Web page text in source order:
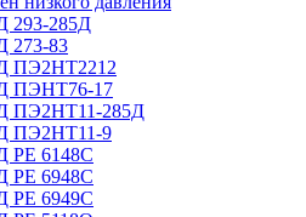
293-285Д
273-83
ПЭ2НТ2212
ПЭНТ76-17
ПЭ2НТ11-285Д
ПЭ2НТ11-9
6148C
6948C
6949C